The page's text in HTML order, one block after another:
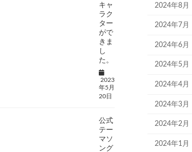
キャ
ラク
ター
がで
きま
し
た。
2023
年5月
20日
公式
テー
マソ
ング
2024年8月
2024年7月
2024年6月
2024年5月
2024年4月
2024年3月
2024年2月
2024年1月